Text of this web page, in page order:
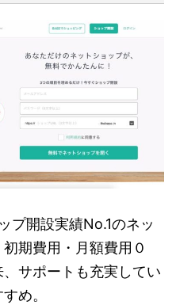
プ開設実績No.1のネッ
期費用・月額費用０
サポートも充実してい
め。